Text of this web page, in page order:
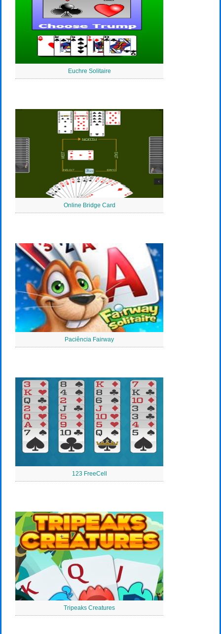
Euchre Solitaire
Online Bridge Card
Paciência Fairway
123 FreeCell
Tripeaks Creatures